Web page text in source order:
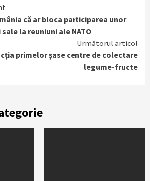
că ar bloca participarea unor
la reuniuni ale NATO
Următorul articol
primelor șase centre de colectare
legume-fructe